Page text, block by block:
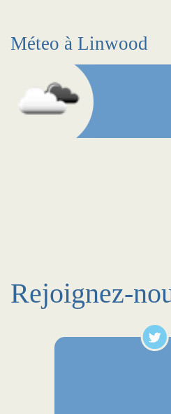
Méteo à Linwood
Rejoignez-